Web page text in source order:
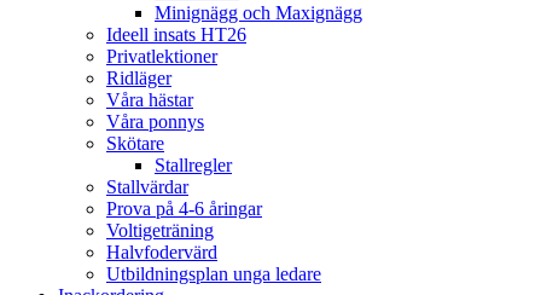
Minignägg och Maxignägg
Ideell insats HT26
Privatlektioner
Ridläger
Våra hästar
Våra ponnys
Skötare
Stallregler
Stallvärdar
Prova på 4-6 åringar
Voltigeträning
Halvfodervärd
Utbildningsplan unga ledare